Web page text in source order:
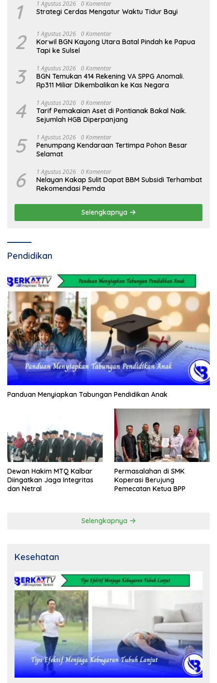
1 1 Agustus 2026 0 Komentar
Strategi Cerdas Mengatur Waktu Tidur Bayi
2 1 Agustus 2026 0 Komentar
Korwil BGN Kayong Utara Batal Pindah ke Papua
Tapi ke Sulsel
3 1 Agustus 2026 0 Komentar
BGN Temukan 414 Rekening VA SPPG Anomali.
Rp311 Miliar Dikembalikan ke Kas Negara
4 1 Agustus 2026 0 Komentar
Tarif Pemakaian Aset di Pontianak Bakal Naik.
Sejumlah HGB Diperpanjang
5 1 Agustus 2026 0 Komentar
Penumpang Kendaraan Tertimpa Pohon Besar
Selamat
6 1 Agustus 2026 0 Komentar
Nelayan Kakap Sulit Dapat BBM Subsidi Terhambat
Rekomendasi Pemda
Selengkapnya
Pendidikan
Panduan Menyiapkan Tabungan Pendidikan Anak
Dewan Hakim MTQ Kalbar
Diingatkan Jaga Integritas
dan Netral
Permasalahan di SMK
Koperasi Berujung
Pemecatan Ketua BPP
Selengkapnya
Kesehatan